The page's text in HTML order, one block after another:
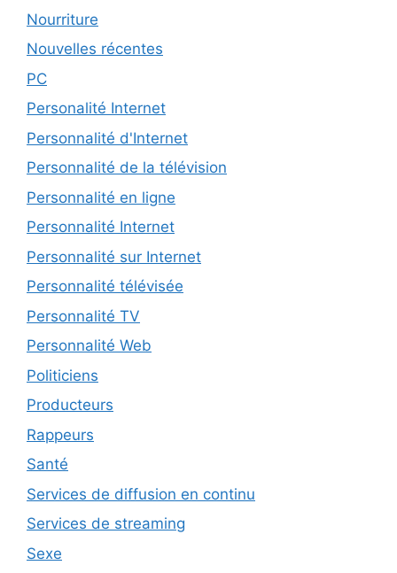
Nourriture
Nouvelles récentes
PC
Personalité Internet
Personnalité d'Internet
Personnalité de la télévision
Personnalité en ligne
Personnalité Internet
Personnalité sur Internet
Personnalité télévisée
Personnalité TV
Personnalité Web
Politiciens
Producteurs
Rappeurs
Santé
Services de diffusion en continu
Services de streaming
Sexe